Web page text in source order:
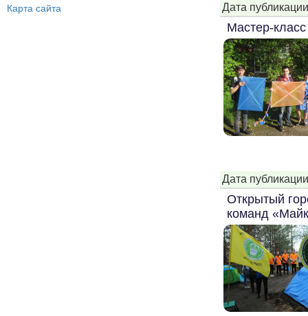
Карта сайта Дата
Мастер-
Дата
Открытый
команд